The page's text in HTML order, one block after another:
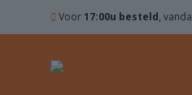
Voor 17:00u besteld,